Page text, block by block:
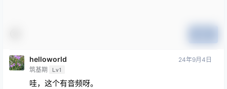
helloworld
筑基期 Lv1
24年9月4日
哇，这个有音频呀。